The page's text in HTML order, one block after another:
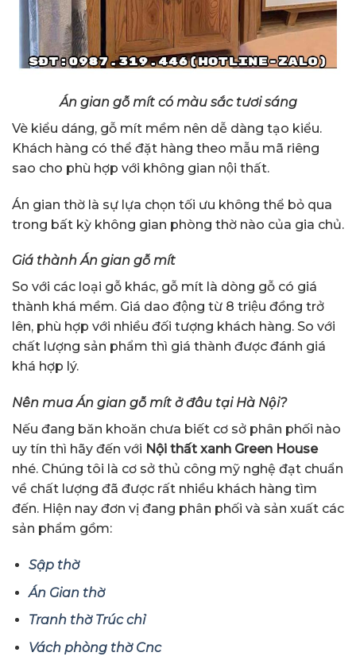
Án gian gỗ mít có màu sắc tươi sáng
Vè kiểu dáng, gỗ mít mềm nên dễ dàng tạo kiểu.
Khách hàng có thể đặt hàng theo mẫu mã riêng
sao cho phù hợp với không gian nội thất.
Án gian thờ là sự lựa chọn tối ưu không thể bỏ qua
trong bất kỳ không gian phòng thờ nào của gia chủ.
Giá thành Án gian gỗ mít
So với các loại gỗ khác, gỗ mít là dòng gỗ có giá
thành khá mềm. Giá dao động từ 8 triệu đồng trở
lên, phù hợp với nhiều đối tượng khách hàng. So với
chất lượng sản phẩm thì giá thành được đánh giá
khá hợp lý.
Nên mua Án gian gỗ mít ở đâu tại Hà Nội?
Nếu đang băn khoăn chưa biết cơ sở phân phối nào
uy tín thì hãy đến với Nội thất xanh Green House
nhé. Chúng tôi là cơ sở thủ công mỹ nghệ đạt chuẩn
về chất lượng đã được rất nhiều khách hàng tìm
đến. Hiện nay đơn vị đang phân phối và sản xuất các
sản phẩm gồm:
Sập thờ
Án Gian thờ
Tranh thờ Trúc chỉ
Vách phòng thờ Cnc